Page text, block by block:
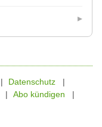
Datenschutz
Abo kündigen